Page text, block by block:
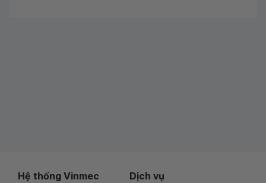
Hệ thống Vinmec Dịch vụ